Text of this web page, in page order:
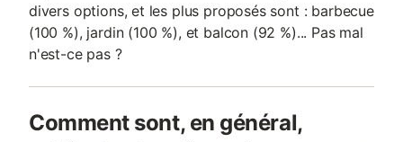
divers options, et les plus proposés sont : barbecue
(100 %), jardin (100 %), et balcon (92 %)... Pas mal
n'est-ce pas ?
Comment sont, en général,